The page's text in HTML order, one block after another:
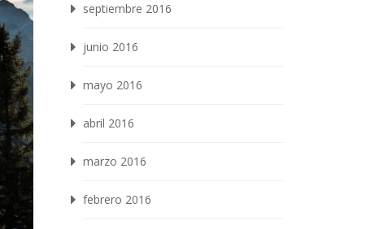
septiembre 2016
junio 2016
mayo 2016
abril 2016
marzo 2016
febrero 2016